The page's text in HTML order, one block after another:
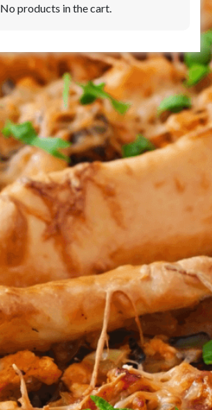
No products in the cart.